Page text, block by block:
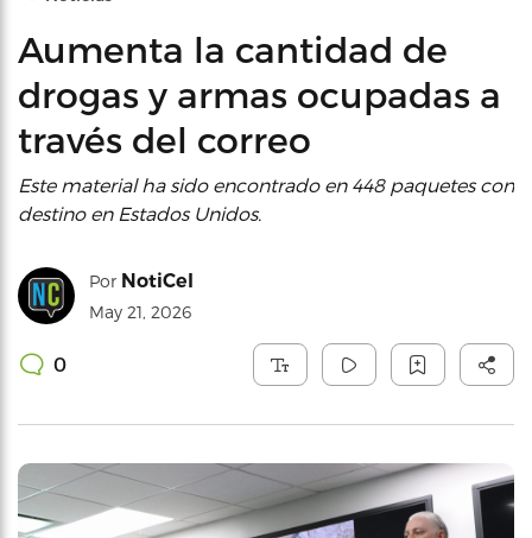
Aumenta la cantidad de
drogas y armas ocupadas a
través del correo
Este material ha sido encontrado en 448 paquetes con
destino en Estados Unidos.
Por NotiCel
May 21, 2026
0